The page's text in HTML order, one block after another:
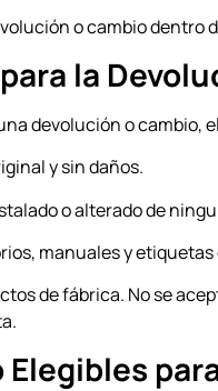
o cambio dentro
la
devolución o
y sin daños.
o alterado de
manuales y
de fábrica. No se